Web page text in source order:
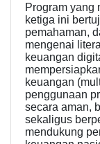
Program yang
ketiga ini
pemahaman,
mengenai
keuangan
keuangan
penggunaan
secara aman,
sekaligus
mendukung